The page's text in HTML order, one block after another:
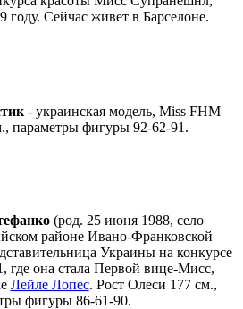
году. Сейчас живет в Барселоне.
- украинская модель, Miss FHM
параметры фигуры 92-62-91.
(род. 25 июня 1988, село
районе Ивано-Франковской
Украины на конкурсе
где она стала Первой вице-Мисс,
Лейле Лопес. Рост Олеси 177 см.,
фигуры 86-61-90.